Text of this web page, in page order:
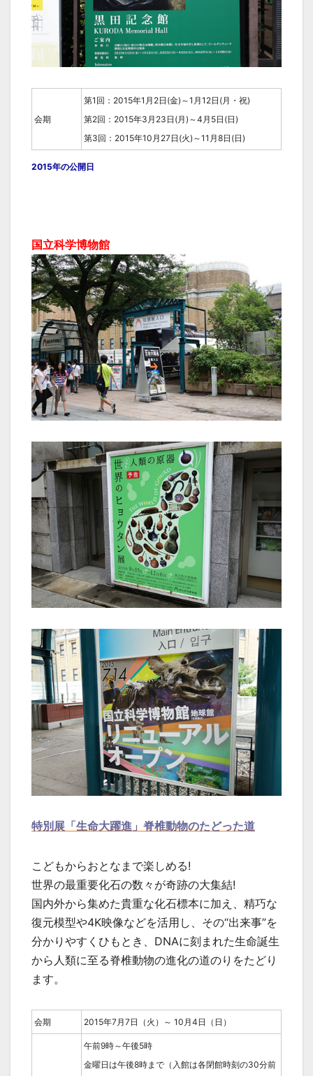
2015年の公開日
会期
第1回：2015年1月2日(金)～1月12日(月・祝)
第2回：2015年3月23日(月)～4月5日(日)
第3回：2015年10月27日(火)～11月8日(日)
国立科学博物館
特別展「生命大躍進」脊椎動物のたどった道
こどもからおとなまで楽しめる!
世界の最重要化石の数々が奇跡の大集結!
国内外から集めた貴重な化石標本に加え、精巧な
復元模型や4K映像などを活用し、その“出来事”を
分かりやすくひもとき、DNAに刻まれた生命誕生
から人類に至る脊椎動物の進化の道のりをたどり
ます。
会期 2015年7月7日（火）～ 10月4日（日）
午前9時～午後5時
金曜日は午後8時まで（入館は各閉館時刻の30分前